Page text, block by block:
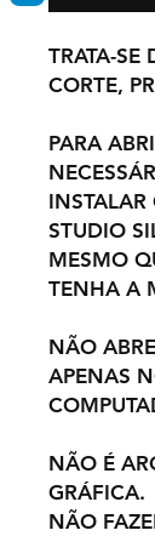
TRATA-SE
CORTE,
PARA
STUDIO
MESMO
TENHA A
NÃO
APENAS
NÃO É
GRÁFICA.
NÃO